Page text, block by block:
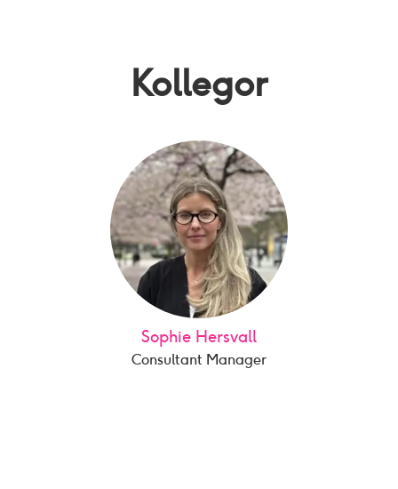
Kollegor
Sophie Hersvall
Consultant Manager